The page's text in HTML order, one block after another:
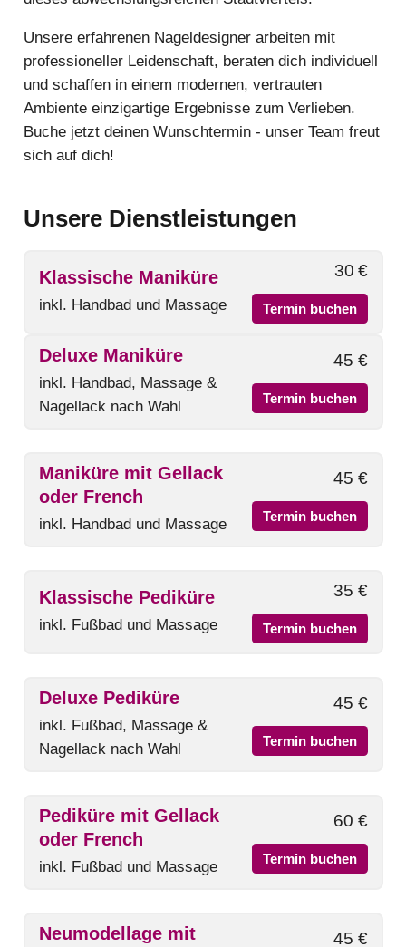
Unsere erfahrenen Nageldesigner arbeiten mit
professioneller Leidenschaft, beraten dich individuell
und schaffen in einem modernen, vertrauten
Ambiente einzigartige Ergebnisse zum Verlieben.
Buche jetzt deinen Wunschtermin - unser Team freut
sich auf dich!
Unsere Dienstleistungen
Klassische Maniküre
inkl. Handbad und Massage
30 €
Termin buchen
Deluxe Maniküre
inkl. Handbad, Massage &
Nagellack nach Wahl
45 €
Termin buchen
Maniküre mit Gellack
oder French
inkl. Handbad und Massage
45 €
Termin buchen
Klassische Pediküre
inkl. Fußbad und Massage
35 €
Termin buchen
Deluxe Pediküre
inkl. Fußbad, Massage &
Nagellack nach Wahl
45 €
Termin buchen
Pediküre mit Gellack
oder French
inkl. Fußbad und Massage
60 €
Termin buchen
Neumodellage mit 45 €